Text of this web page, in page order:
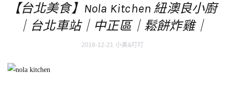
【台北美食】Nola Kitchen 紐澳良小廚
｜台北車站｜中正區｜鬆餅炸雞｜
2018-12-21 小美&叮叮